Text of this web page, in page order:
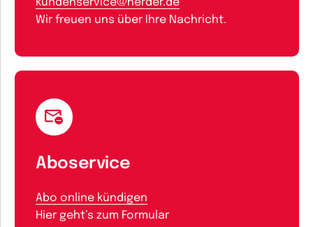
Wir freuen uns über Ihre Nachricht.
Aboservice
Abo online kündigen
Hier geht’s zum Formular